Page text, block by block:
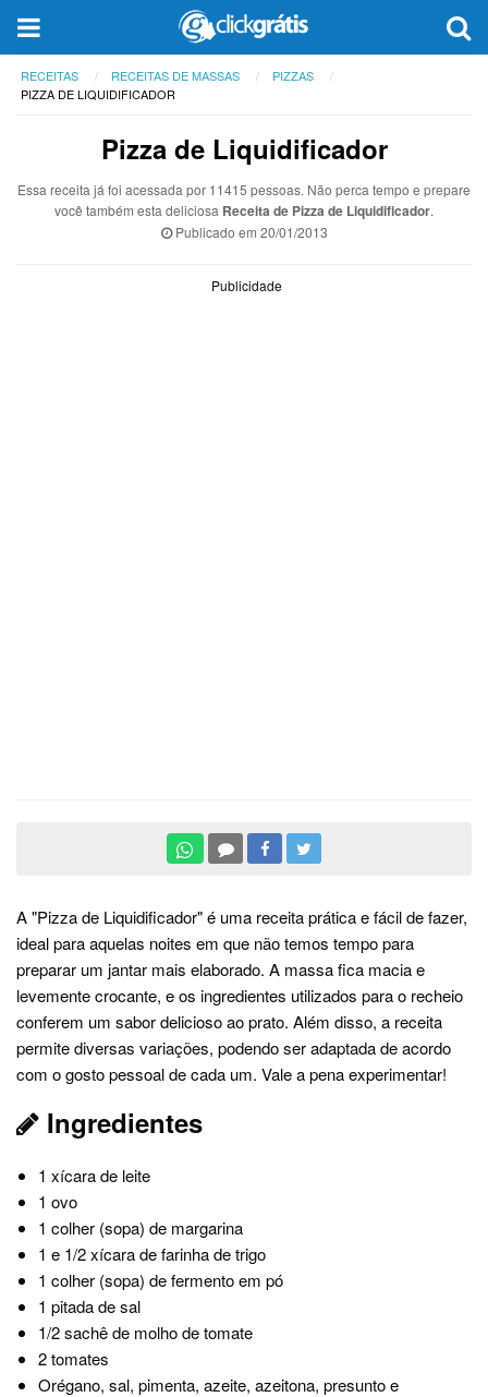
RECEITAS RECEITAS DE MASSAS
PIZZAS
PIZZA DE LIQUIDIFICADOR
Pizza de Liquidificador
Essa receita já foi acessada por 11415 pessoas. Não perca tempo e prepare
você também esta deliciosa Receita de Pizza de Liquidificador.
Publicado em 20/01/2013
Publicidade
A "Pizza de Liquidificador" é uma receita prática e fácil de fazer,
ideal para aquelas noites em que não temos tempo para
preparar um jantar mais elaborado. A massa fica macia e
levemente crocante, e os ingredientes utilizados para o recheio
conferem um sabor delicioso ao prato. Além disso, a receita
permite diversas variações, podendo ser adaptada de acordo
com o gosto pessoal de cada um. Vale a pena experimentar!
Ingredientes
1 xícara de leite
1 ovo
1 colher (sopa) de margarina
1 e 1/2 xícara de farinha de trigo
1 colher (sopa) de fermento em pó
1 pitada de sal
1/2 sachê de molho de tomate
2 tomates
Orégano, sal, pimenta, azeite, azeitona, presunto e